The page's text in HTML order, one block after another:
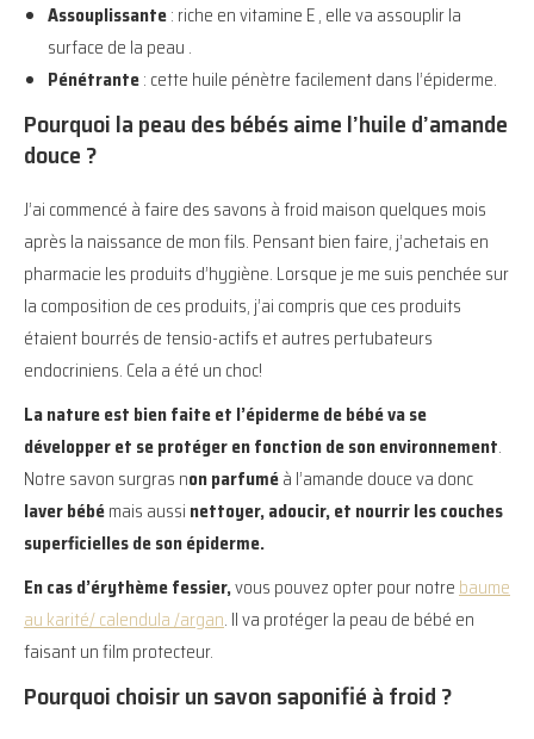
Assouplissante: riche en vitamine E , elle va assouplir la
surface de la peau .
Pénétrante: cette huile pénètre facilement dans l’épiderme.
Pourquoi la peau des bébés aime l’huile d’amande
douce ?
J’ai commencé à faire des savons à froid maison quelques mois
après la naissance de mon fils. Pensant bien faire, j’achetais en
pharmacie les produits d’hygiène. Lorsque je me suis penchée sur
la composition de ces produits, j’ai compris que ces produits
étaient bourrés de tensio-actifs et autres pertubateurs
endocriniens. Cela a été un choc!
La nature est bien faite et l’épiderme de bébé va se
développer et se protéger en fonction de son environnement.
Notre savon surgras non parfuméà l’amande douce va donc
laver bébémais aussi nettoyer, adoucir, et nourrir les couches
superficielles de son épiderme.
En cas d’érythème fessier,vous pouvez opter pour notrebaume
au karité/ calendula /argan. Il va protéger la peau de bébé en
faisant un film protecteur.
Pourquoi choisir un savon saponifié à froid ?